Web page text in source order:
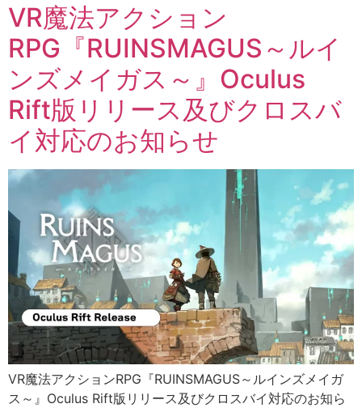
VR魔法アクション
RPG『RUINSMAGUS～ルイ
ンズメイガス～』Oculus
Rift版リリース及びクロスバ
イ対応のお知らせ
VR魔法アクションRPG『RUINSMAGUS～ルインズメイガ
ス～』Oculus Rift版リリース及びクロスバイ対応のお知ら